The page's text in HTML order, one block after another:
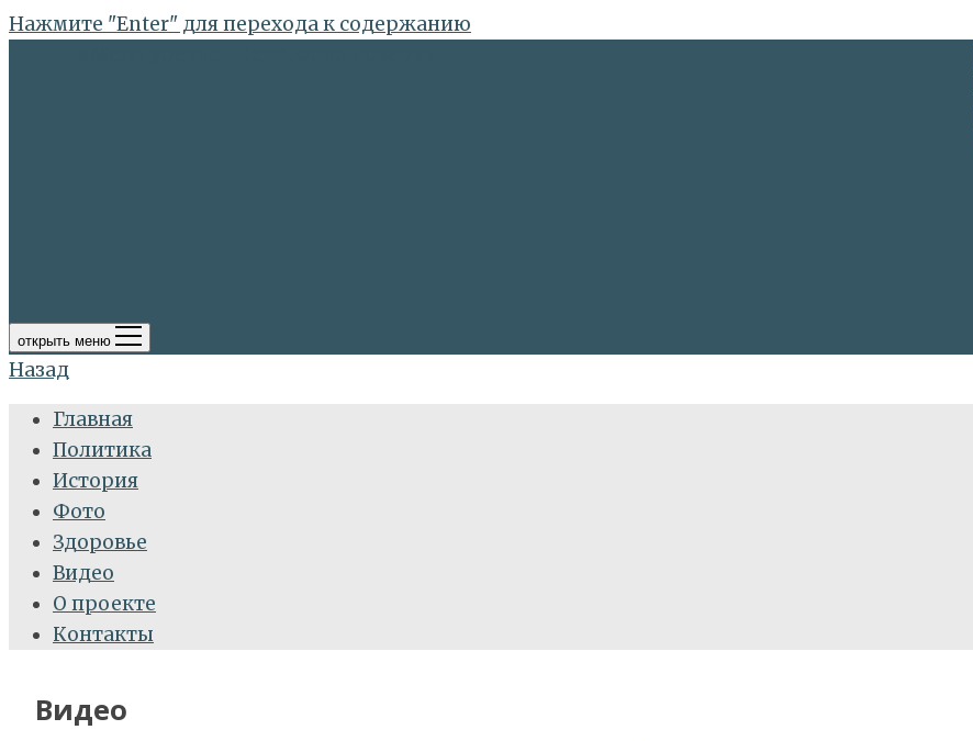
Нажмите "Enter" для перехода к содержанию
открыть меню
Назад
Главная
Политика
История
Фото
Здоровье
Видео
О проекте
Контакты
Видео